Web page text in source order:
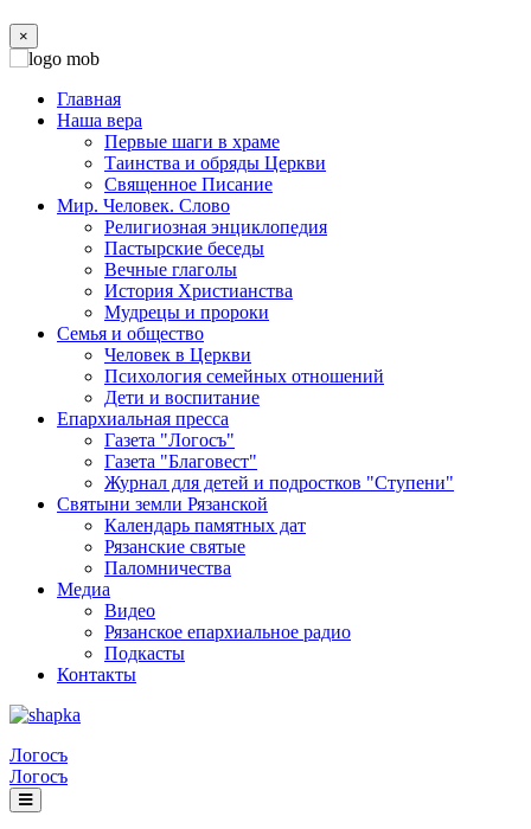
×
Главная
Наша вера
Первые шаги в храме
Таинства и обряды Церкви
Священное Писание
Мир. Человек. Слово
Религиозная энциклопедия
Пастырские беседы
Вечные глаголы
История Христианства
Мудрецы и пророки
Семья и общество
Человек в Церкви
Психология семейных отношений
Дети и воспитание
Епархиальная пресса
Газета "Логосъ"
Газета "Благовест"
Журнал для детей и подростков "Ступени"
Святыни земли Рязанской
Календарь памятных дат
Рязанские святые
Паломничества
Медиа
Видео
Рязанское епархиальное радио
Подкасты
Контакты
Логосъ
Логосъ